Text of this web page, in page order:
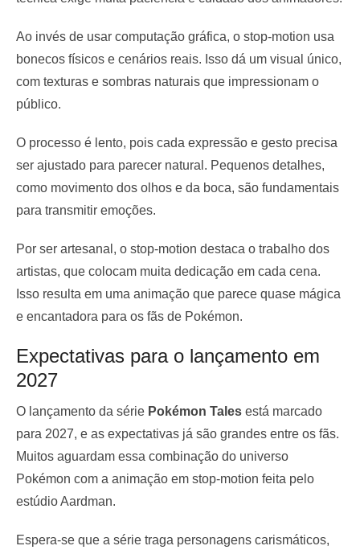
Ao invés de usar computação gráfica, o stop-motion usa
bonecos físicos e cenários reais. Isso dá um visual único,
com texturas e sombras naturais que impressionam o
público.
O processo é lento, pois cada expressão e gesto precisa
ser ajustado para parecer natural. Pequenos detalhes,
como movimento dos olhos e da boca, são fundamentais
para transmitir emoções.
Por ser artesanal, o stop-motion destaca o trabalho dos
artistas, que colocam muita dedicação em cada cena.
Isso resulta em uma animação que parece quase mágica
e encantadora para os fãs de Pokémon.
Expectativas para o lançamento em
2027
O lançamento da série Pokémon Tales está marcado
para 2027, e as expectativas já são grandes entre os fãs.
Muitos aguardam essa combinação do universo
Pokémon com a animação em stop-motion feita pelo
estúdio Aardman.
Espera-se que a série traga personagens carismáticos,